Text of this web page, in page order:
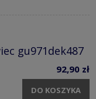
gu971dek487
92,90 zł
DO KOSZYKA